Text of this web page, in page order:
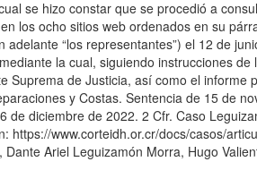
se hizo constar que se procedió a
los ocho sitios web ordenados en su
“los representantes”) el 12 de
la cual, siguiendo instrucciones
de Justicia, así como el
y Costas. Sentencia de 15 de
diciembre de 2022. 2 Cfr. Caso
www.corteidh.or.cr/docs/casos/
Ariel Leguizamón Morra, Hugo